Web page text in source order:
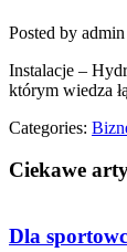
Posted by admin
Instalacje –
którym wiedza
Categories:
Ciekawe
Dla